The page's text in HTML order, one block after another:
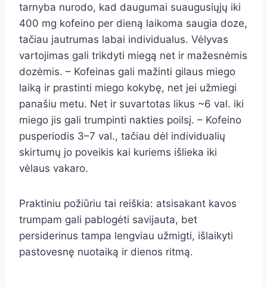
tarnyba nurodo, kad daugumai suaugusiųjų iki
400 mg kofeino per dieną laikoma saugia doze,
tačiau jautrumas labai individualus. Vėlyvas
vartojimas gali trikdyti miegą net ir mažesnėmis
dozėmis. – Kofeinas gali mažinti gilaus miego
laiką ir prastinti miego kokybę, net jei užmiegi
panašiu metu. Net ir suvartotas likus ~6 val. iki
miego jis gali trumpinti nakties poilsį. – Kofeino
pusperiodis 3–7 val., tačiau dėl individualių
skirtumų jo poveikis kai kuriems išlieka iki
vėlaus vakaro.
Praktiniu požiūriu tai reiškia: atsisakant kavos
trumpam gali pablogėti savijauta, bet
persiderinus tampa lengviau užmigti, išlaikyti
pastovesnę nuotaiką ir dienos ritmą.